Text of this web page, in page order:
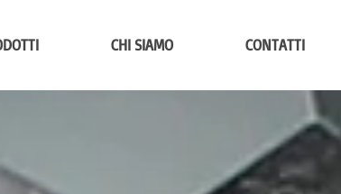
CHI SIAMO CONTATTI